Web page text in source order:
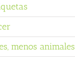
menos animales